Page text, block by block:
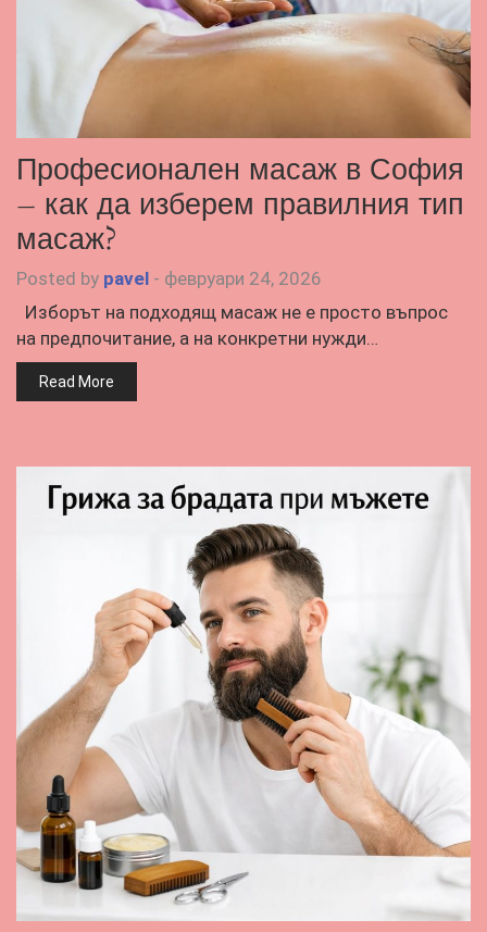
Професионален масаж в София
– как да изберем правилния тип
масаж?
Posted by pavel - февруари 24, 2026
Изборът на подходящ масаж не е просто въпрос
на предпочитание, а на конкретни нужди…
Read More